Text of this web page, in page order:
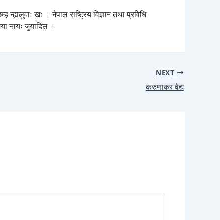
खः । नेपाल राष्ट्रिय विज्ञान तथा प्रविधि
नायः जुयादिल ।
NEXT
करुणाकर वैद्य